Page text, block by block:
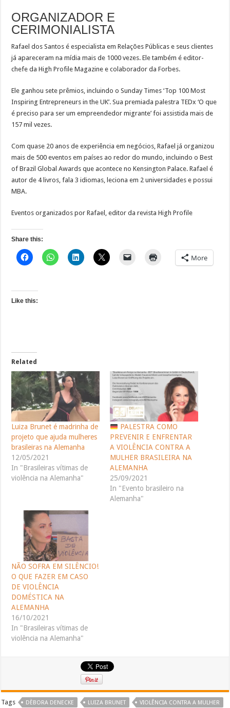
ORGANIZADOR E
CERIMONIALISTA
Rafael dos Santos é especialista em Relações Públicas e seus clientes
já apareceram na mídia mais de 1000 vezes. Ele também é editor-
chefe da High Profile Magazine e colaborador da Forbes.
Ele ganhou sete prêmios, incluindo o Sunday Times ‘Top 100 Most
Inspiring Entrepreneurs in the UK’. Sua premiada palestra TEDx ‘O que
é preciso para ser um empreendedor migrante’ foi assistida mais de
157 mil vezes.
Com quase 20 anos de experiência em negócios, Rafael já organizou
mais de 500 eventos em países ao redor do mundo, incluindo o Best
of Brazil Global Awards que acontece no Kensington Palace. Rafael é
autor de 4 livros, fala 3 idiomas, leciona em 2 universidades e possui
MBA.
Eventos organizados por Rafael, editor da revista High Profile
Share this:
More
Like this:
Related
Luiza Brunet é madrinha de
projeto que ajuda mulheres
brasileiras na Alemanha
12/05/2021
In "Brasileiras vítimas de
violência na Alemanha"
PALESTRA COMO
PREVENIR E ENFRENTAR
A VIOLÊNCIA CONTRA A
MULHER BRASILEIRA NA
ALEMANHA
25/09/2021
In "Evento brasileiro na
Alemanha"
NÃO SOFRA EM SILÊNCIO!
O QUE FAZER EM CASO
DE VIOLÊNCIA
DOMÉSTICA NA
ALEMANHA
16/10/2021
In "Brasileiras vítimas de
violência na Alemanha"
Tags DÈBORA DENECKE LUIZA BRUNET VIOLÊNCIA CONTRA A MULHER